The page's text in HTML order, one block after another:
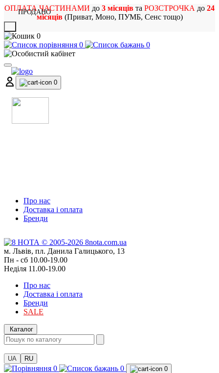
ОПЛАТА ЧАСТИНАМИ до 3 місяців та РОЗСТРОЧКА до 24
місяців(Приват, Моно, ПУМБ, Сенс тощо)
0
0
0
0
Про нас
Доставка і оплата
Бренди
м. Львів, пл. Данила Галицького, 13
Пн - сб 10.00-19.00
Неділя 11.00-19.00
Про нас
Доставка і оплата
Бренди
SALE
Каталог
UA RU
0 0 0
ПРОДАНО